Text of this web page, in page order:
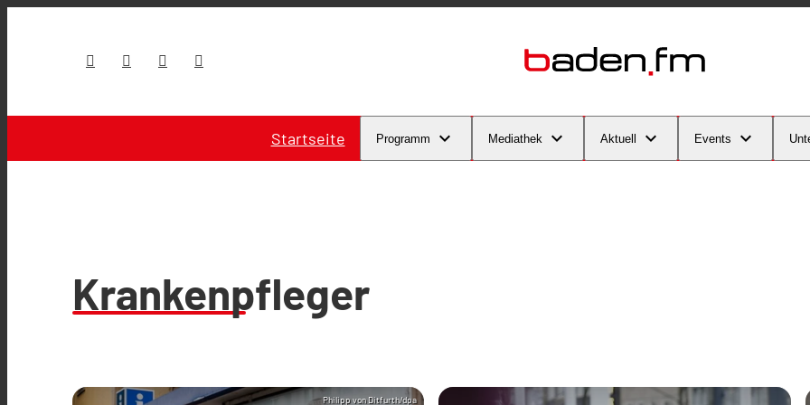
Startseite Programm Mediathek Aktuell Events
Krankenpfleger
Philipp von Ditfurth/dpa